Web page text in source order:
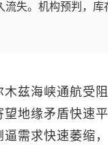
流失。机构预判，
木兹海峡通航受
地缘矛盾快速
需求快速萎缩